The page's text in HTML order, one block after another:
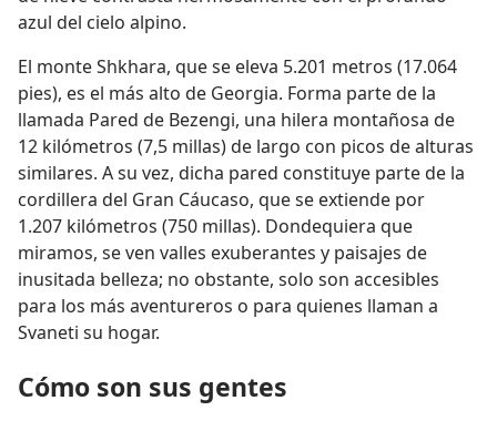
azul del cielo alpino.
El monte Shkhara, que se eleva 5.201 metros (17.064
pies), es el más alto de Georgia. Forma parte de la
llamada Pared de Bezengi, una hilera montañosa de
12 kilómetros (7,5 millas) de largo con picos de alturas
similares. A su vez, dicha pared constituye parte de la
cordillera del Gran Cáucaso, que se extiende por
1.207 kilómetros (750 millas). Dondequiera que
miramos, se ven valles exuberantes y paisajes de
inusitada belleza; no obstante, solo son accesibles
para los más aventureros o para quienes llaman a
Svaneti su hogar.
Cómo son sus gentes